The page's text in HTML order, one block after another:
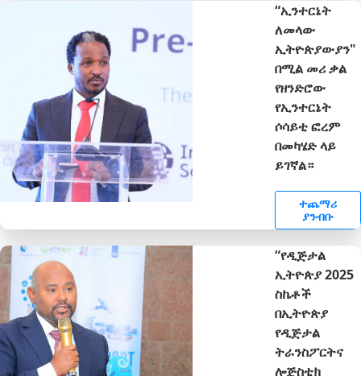
“ኢንተርኔት
ለመላው
ኢትዮጵያውያን"
በሚል መሪ ቃል
የዘንድሮው
የኢንተርኔት
ሶሳይቲ ፎረም
በመካሄድ ላይ
ይገኛል።
ተጨማሪ
ያንብቡ
“የዲጅታል
ኢትዮጵያ 2025
ስኬቶች
በኢትዮጵያ
የዲጅታል
ትራንስፖርትና
ሎጅስቲክ